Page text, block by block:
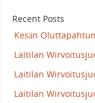
Recent Posts
Kesän
Laitilan
Laitilan
Laitilan